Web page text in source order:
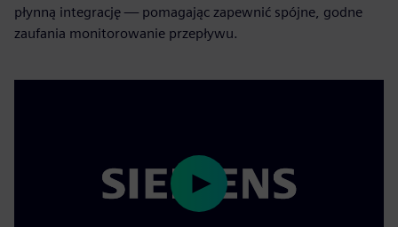
płynną integrację — pomagając zapewnić spójne, godne
zaufania monitorowanie przepływu.
Play